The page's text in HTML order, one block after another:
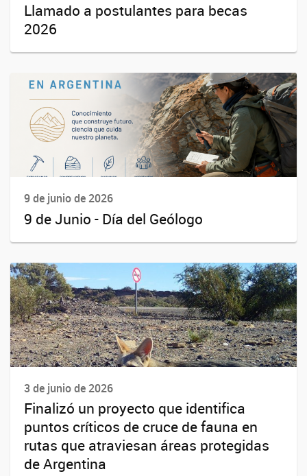
Llamado a postulantes para becas
2026
9 de junio de 2026
9 de Junio - Día del Geólogo
3 de junio de 2026
Finalizó un proyecto que identifica
puntos críticos de cruce de fauna en
rutas que atraviesan áreas protegidas
de Argentina